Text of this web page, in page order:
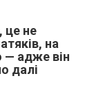
це не
на
— адже він
далі